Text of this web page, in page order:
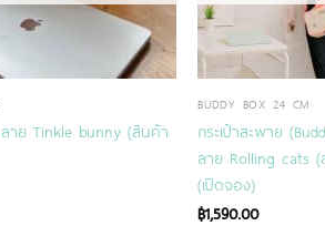
าย Tinkle bunny (สินค้า
BUDDY BOX 24 CM
กระเป๋าสะพาย
ลาย Rolling cats
(เปิดจอง)
฿1,590.00